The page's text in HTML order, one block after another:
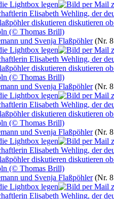
und Svenja Flaßpöhler(Nr.
und Svenja Flaßpöhler(Nr.
und Svenja Flaßpöhler(Nr.
und Svenja Flaßpöhler(Nr.